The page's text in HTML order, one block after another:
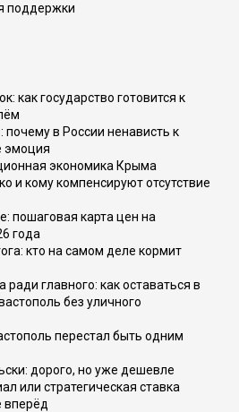
поддержки
как государство готовится к
почему в России ненависть к
эмоция
экономика Крыма
и кому компенсируют отсутствие
пошаговая карта цен на
года
кто на самом деле кормит
главного: как оставаться в
без уличного
перестал быть одним
дорого, но уже дешевле
или стратегическая ставка
вперёд